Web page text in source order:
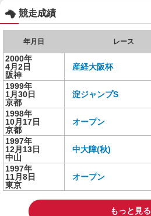
競走成績
年月日 レース
2000年
4月2日
阪神
産経大阪杯
1999年
1月30日
京都
淀ジャンプS
1998年
10月17日
京都
オープン
1997年
12月13日
中山
中大障(秋)
1997年
11月8日
東京
オープン
もっと見る